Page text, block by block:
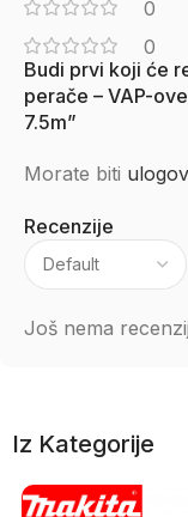
0
0
Recenzije
Još nema
Budi prvi koji će
perače – VAP-
7.5m”
Morate biti
Iz Kategorije